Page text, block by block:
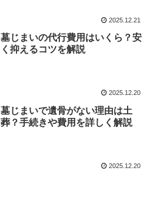
2025.12.21
墓じまいの代行費用はいくら？安
く抑えるコツを解説
2025.12.20
墓じまいで遺骨がない理由は土
葬？手続きや費用を詳しく解説
2025.12.20